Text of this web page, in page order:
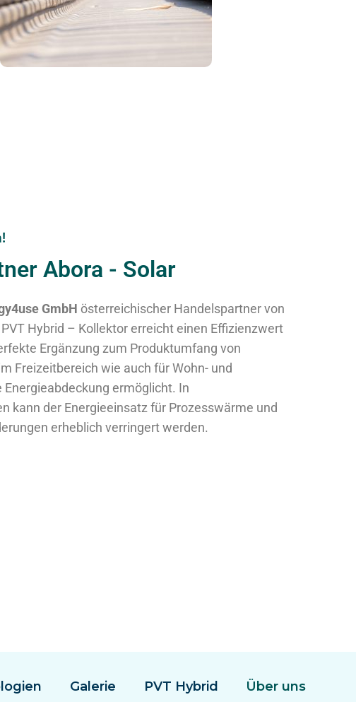
Abora - Solar
GmbH österreichischer Handelspartner von
Hybrid – Kollektor erreicht einen Effizienzwert
Ergänzung zum Produktumfang von
Freizeitbereich wie auch für Wohn- und
Energieabdeckung ermöglicht. In
kann der Energieeinsatz für Prozesswärme und
erheblich verringert werden.
Galerie PVT Hybrid Über uns